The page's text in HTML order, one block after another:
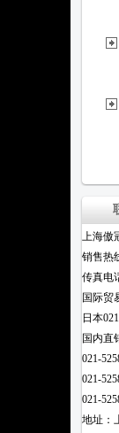
上海傲
销售热
传真电
国际贸
日本
国内直
021-
021-
021-
地址：